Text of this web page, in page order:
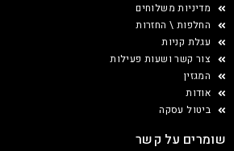
מדיניות משלוחים
החלפות \ החזרות
עגלת קניות
צור קשר ושעות פעילות
המגזין
אודות
ביטול עסקה
שומרים על קשר